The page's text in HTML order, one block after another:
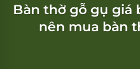
Bàn thờ gỗ gụ giá
nên mua bàn